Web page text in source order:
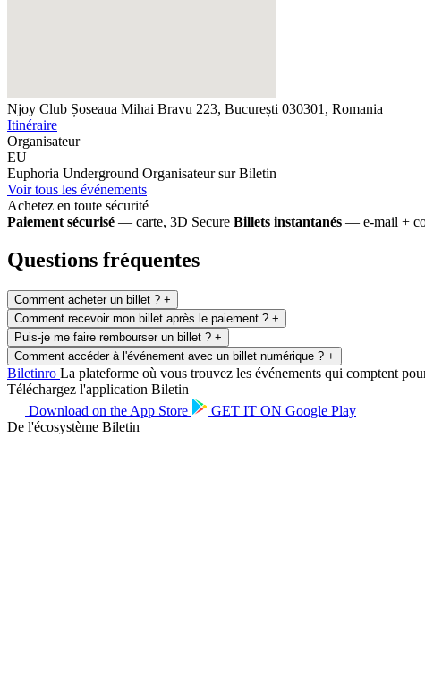
Njoy Club Șoseaua Mihai Bravu 223, București 030301, Romania
Itinéraire
Organisateur
EU
Euphoria Underground Organisateur sur Biletin
Voir tous les événements
Achetez en toute sécurité
Paiement sécurisé — carte, 3D Secure Billets instantanés — e-mail +
Questions fréquentes
Comment acheter un billet ? +
Comment recevoir mon billet après le paiement ? +
Puis-je me faire rembourser un billet ? +
Comment accéder à l'événement avec un billet numérique ? +
Biletinro La plateforme où vous trouvez les événements qui comptent
Téléchargez l'application Biletin
Download on the App Store GET IT ON Google Play
De l'écosystème Biletin